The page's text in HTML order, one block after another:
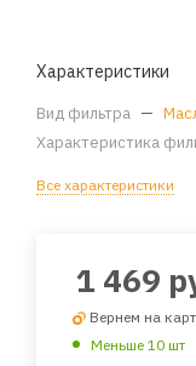
Характеристики
Вид фильтра —
Характеристика
Все характеристики
1 469
Вернем на
Меньше 10 шт